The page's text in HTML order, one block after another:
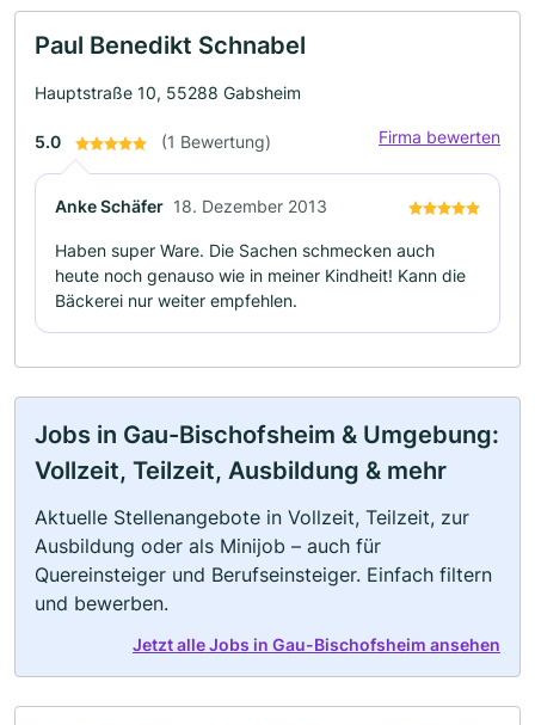
Paul Benedikt Schnabel
Hauptstraße 10, 55288 Gabsheim
5.0 (1 Bewertung) Firma bewerten
Anke Schäfer 18. Dezember 2013
Haben super Ware. Die Sachen schmecken auch
heute noch genauso wie in meiner Kindheit! Kann die
Bäckerei nur weiter empfehlen.
Jobs in Gau-Bischofsheim & Umgebung:
Vollzeit, Teilzeit, Ausbildung & mehr
Aktuelle Stellenangebote in Vollzeit, Teilzeit, zur
Ausbildung oder als Minijob – auch für
Quereinsteiger und Berufseinsteiger. Einfach filtern
und bewerben.
Jetzt alle Jobs in Gau-Bischofsheim ansehen